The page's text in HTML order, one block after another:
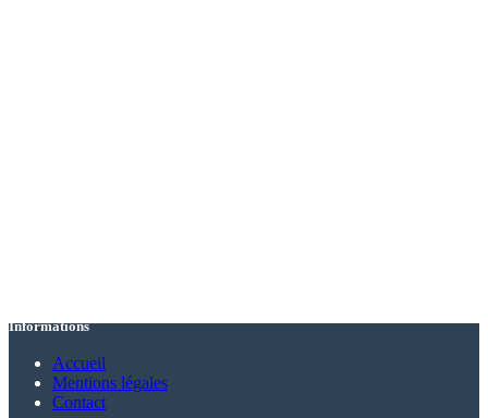
Informations
Accueil
Mentions légales
Contact